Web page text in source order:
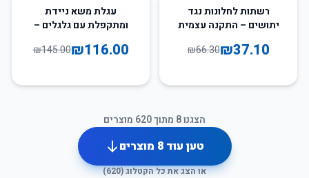
רשתות לחלונות נגד
יתושים – התקנה עצמית
₪37.10
₪66.30
עגלת משא ניידת
ומתקפלת עם גלגלים –
₪116.00
₪145.00
הצגנו8 מתוך620 מוצרים
טען עוד8 מוצרים
או הצג את כל הקטלוג (620
)